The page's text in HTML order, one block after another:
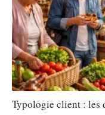
Typologie client : les